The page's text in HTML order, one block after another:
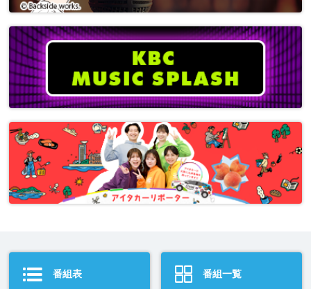
番組表 番組一覧